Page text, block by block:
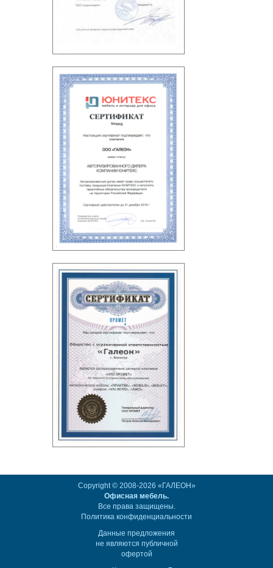
Copyright © 2008-2026 «ГАЛЕОН»
Офисная мебель.
Все права защищены.
Политика конфиденциальности
Данные предложения
не являются публичной
офертой